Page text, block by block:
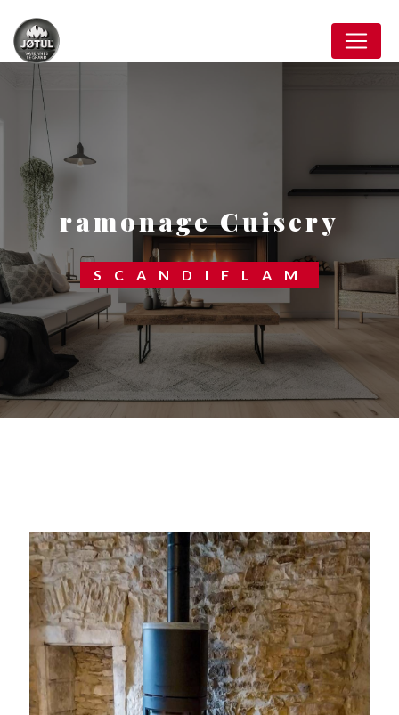
ramonage Cuisery
SCANDIFLAM